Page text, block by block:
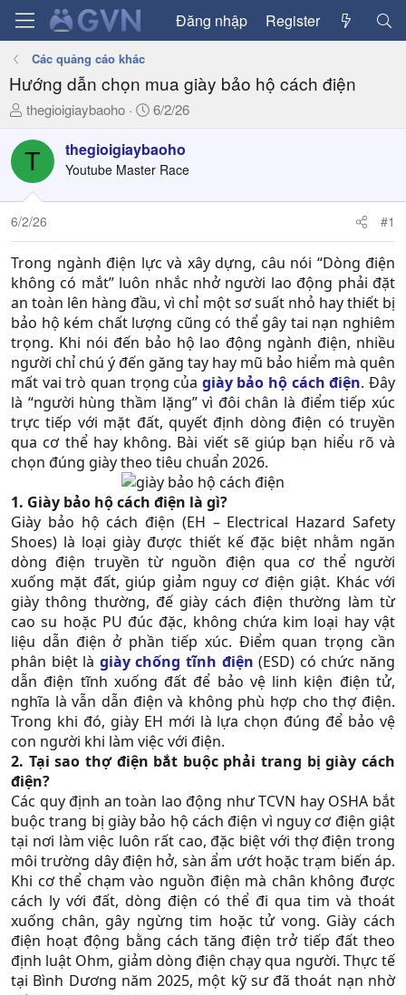
Đăng nhập Register
Các quảng cáo khác
Hướng dẫn chọn mua giày bảo hộ cách điện
T
r
a
d
s
t
a
r
t
e
r
thegioigiaybaoho
N
à
y
ử
6/2/26
T thegioigiaybaoho
Youtube Master Race
6/2/26 #1
Trong ngành điện lực và xây dựng, câu nói “Dòng điện
không có mắt” luôn nhắc nhở người lao động phải đặt
an toàn lên hàng đầu, vì chỉ một sơ suất nhỏ hay thiết bị
bảo hộ kém chất lượng cũng có thể gây tai nạn nghiêm
trọng. Khi nói đến bảo hộ lao động ngành điện, nhiều
người chỉ chú ý đến găng tay hay mũ bảo hiểm mà quên
mất vai trò quan trọng của giày bảo hộ cách điện. Đây
là “người hùng thầm lặng” vì đôi chân là điểm tiếp xúc
trực tiếp với mặt đất, quyết định dòng điện có truyền
qua cơ thể hay không. Bài viết sẽ giúp bạn hiểu rõ và
chọn đúng giày theo tiêu chuẩn 2026.​
1. Giày bảo hộ cách điện là gì?
Giày bảo hộ cách điện (EH – Electrical Hazard Safety
Shoes) là loại giày được thiết kế đặc biệt nhằm ngăn
dòng điện truyền từ nguồn điện qua cơ thể người
xuống mặt đất, giúp giảm nguy cơ điện giật. Khác với
giày thông thường, đế giày cách điện thường làm từ
cao su hoặc PU đúc đặc, không chứa kim loại hay vật
liệu dẫn điện ở phần tiếp xúc. Điểm quan trọng cần
phân biệt là giày chống tĩnh điện (ESD) có chức năng
dẫn điện tĩnh xuống đất để bảo vệ linh kiện điện tử,
nghĩa là vẫn dẫn điện và không phù hợp cho thợ điện.
Trong khi đó, giày EH mới là lựa chọn đúng để bảo vệ
con người khi làm việc với điện.
2. Tại sao thợ điện bắt buộc phải trang bị giày cách
điện?
Các quy định an toàn lao động như TCVN hay OSHA bắt
buộc trang bị giày bảo hộ cách điện vì nguy cơ điện giật
tại nơi làm việc luôn rất cao, đặc biệt với thợ điện trong
môi trường dây điện hở, sàn ẩm ướt hoặc trạm biến áp.
Khi cơ thể chạm vào nguồn điện mà chân không được
cách ly với đất, dòng điện có thể đi qua tim và thoát
xuống chân, gây ngừng tim hoặc tử vong. Giày cách
điện hoạt động bằng cách tăng điện trở tiếp đất theo
định luật Ohm, giảm dòng điện chạy qua người. Thực tế
tại Bình Dương năm 2025, một kỹ sư đã thoát nạn nhờ